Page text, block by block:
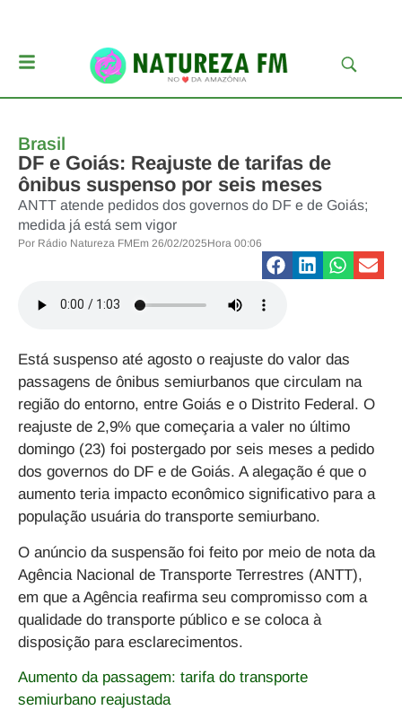
Brasil
DF e Goiás: Reajuste de tarifas de
ônibus suspenso por seis meses
ANTT atende pedidos dos governos do DF e de Goiás;
medida já está sem vigor
Por Rádio Natureza FMEm 26/02/2025Hora 00:06
Está suspenso até agosto o reajuste do valor das
passagens de ônibus semiurbanos que circulam na
região do entorno, entre Goiás e o Distrito Federal. O
reajuste de 2,9% que começaria a valer no último
domingo (23) foi postergado por seis meses a pedido
dos governos do DF e de Goiás. A alegação é que o
aumento teria impacto econômico significativo para a
população usuária do transporte semiurbano.
O anúncio da suspensão foi feito por meio de nota da
Agência Nacional de Transporte Terrestres (ANTT),
em que a Agência reafirma seu compromisso com a
qualidade do transporte público e se coloca à
disposição para esclarecimentos.
Aumento da passagem: tarifa do transporte
semiurbano reajustada